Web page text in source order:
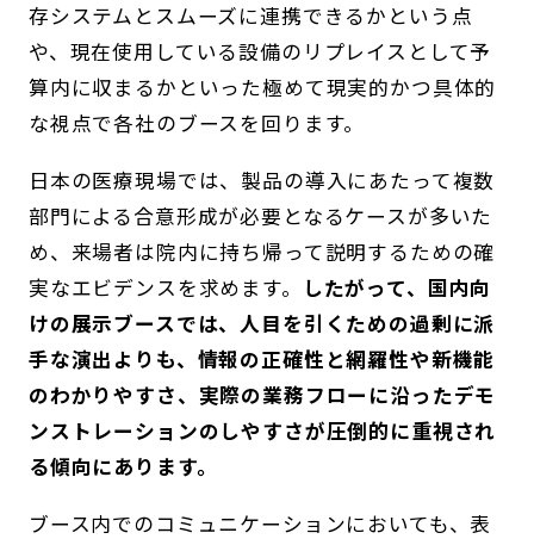
存システムとスムーズに連携できるかという点
や、現在使用している設備のリプレイスとして予
算内に収まるかといった極めて現実的かつ具体的
な視点で各社のブースを回ります。
日本の医療現場では、製品の導入にあたって複数
部門による合意形成が必要となるケースが多いた
め、来場者は院内に持ち帰って説明するための確
実なエビデンスを求めます。
したがって、国内向
けの展示ブースでは、人目を引くための過剰に派
手な演出よりも、情報の正確性と網羅性や新機能
のわかりやすさ、実際の業務フローに沿ったデモ
ンストレーションのしやすさが圧倒的に重視され
る傾向にあります。
ブース内でのコミュニケーションにおいても、表